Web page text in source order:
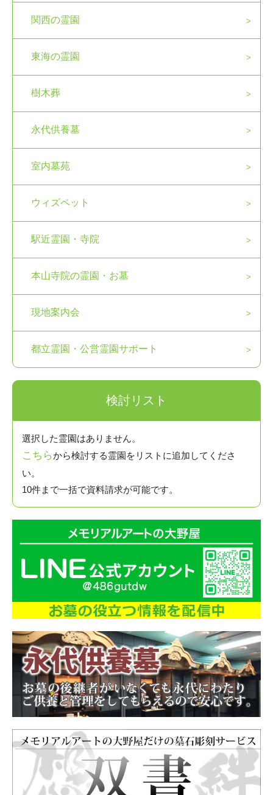
関西の霊園
東海の霊園
樹木葬
永代供養墓
室内墓苑
ウィズペット
駅近霊園・寺院
本山寺院の霊園・お墓
現地案内会
都立霊園・公営霊園サポート
検討リスト
選択した霊園はありません。
こちらから検討する霊園をリストに追加してくださ
い。
10件まで一括で資料請求が可能です。